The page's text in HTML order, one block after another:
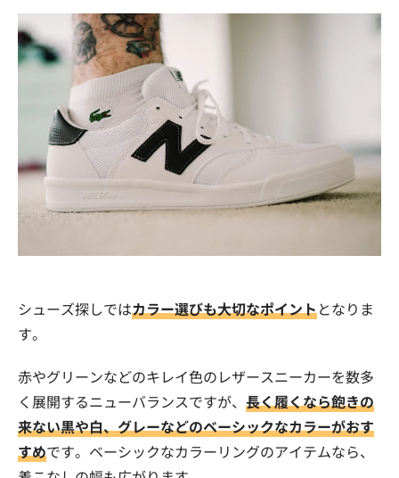
シューズ探しではカラー選びも大切なポイントとなりま
す。
赤やグリーンなどのキレイ色のレザースニーカーを数多
く展開するニューバランスですが、 長く履くなら飽きの
来ない黒や白、グレーなどのベーシックなカラーがおす
すめです。ベーシックなカラーリングのアイテムなら、